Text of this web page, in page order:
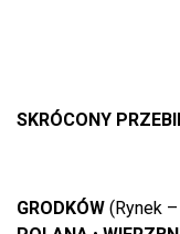
SKRÓCONY
GRODKÓW (Rynek –